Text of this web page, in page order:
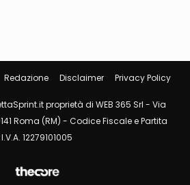
Redazione Disclaimer Privacy Policy
proprietà di WEB 365 Srl - Via
Roma (RM) - Codice Fiscale e Partita
I.V.A. 12279101005